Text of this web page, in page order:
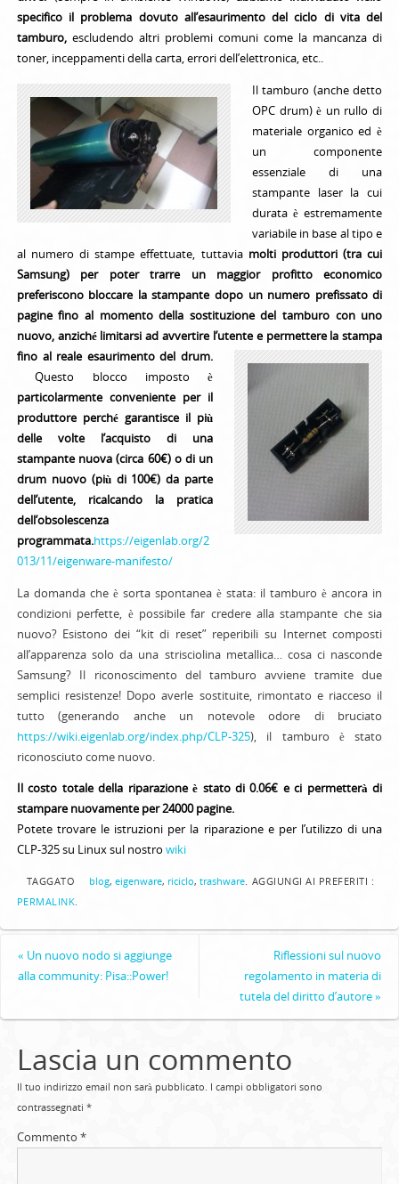
specifico il problema dovuto all’esaurimento del ciclo di vita del
tamburo,escludendo altri problemi comuni come la mancanza di
toner, inceppamenti della carta, errori dell’elettronica, etc..
Il tamburo (anche detto
OPC drum) è un rullo di
materiale organico ed è
un componente
essenziale di una
stampante laser la cui
durata è estremamente
variabile in base al tipo e
al numero di stampe effettuate, tuttavia molti produttori (tra cui
Samsung) per poter trarre un maggior profitto economico
preferiscono bloccare la stampante dopo un numero prefissato di
pagine fino al momento della sostituzione del tamburo con uno
nuovo, anziché limitarsi ad avvertire l’utente e permettere la stampa
fino al reale esaurimento del drum.
Questo blocco imposto è
particolarmente conveniente per il
produttore perché garantisce il più
delle volte l’acquisto di una
stampante nuova (circa 60€) o di un
drum nuovo (più di 100€) da parte
dell’utente, ricalcando la pratica
dell’obsolescenza
programmata.https://eigenlab.org/2
013/11/eigenware-manifesto/
La domanda che è sorta spontanea è stata: il tamburo è ancora in
condizioni perfette, è possibile far credere alla stampante che sia
nuovo? Esistono dei “kit di reset” reperibili su Internet composti
all’apparenza solo da una strisciolina metallica… cosa ci nasconde
Samsung? Il riconoscimento del tamburo avviene tramite due
semplici resistenze! Dopo averle sostituite, rimontato e riacceso il
tutto (generando anche un notevole odore di bruciato
https://wiki.eigenlab.org/index.php/CLP-325), il tamburo è stato
riconosciuto come nuovo.
Il costo totale della riparazione è stato di 0.06€ e ci permetterà di
stampare nuovamente per 24000 pagine.
Potete trovare le istruzioni per la riparazione e per l’utilizzo di una
CLP-325 su Linux sul nostro wiki
TAGGATO blog,eigenware, riciclo,trashware. AGGIUNGI AI PREFERITI :
PERMALINK.
« Un nuovo nodo si aggiunge
alla community: Pisa::Power!
Riflessioni sul nuovo
regolamento in materia di
tutela del diritto d’autore»
Lascia un commento
Il tuo indirizzo email non sarà pubblicato. I campi obbligatori sono
contrassegnati *
Commento *